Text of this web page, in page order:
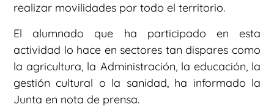
realizar movilidades por todo el territorio.
El alumnado que ha participado en esta
actividad lo hace en sectores tan dispares como
la agricultura, la Administración, la educación, la
gestión cultural o la sanidad, ha informado la
Junta en nota de prensa.